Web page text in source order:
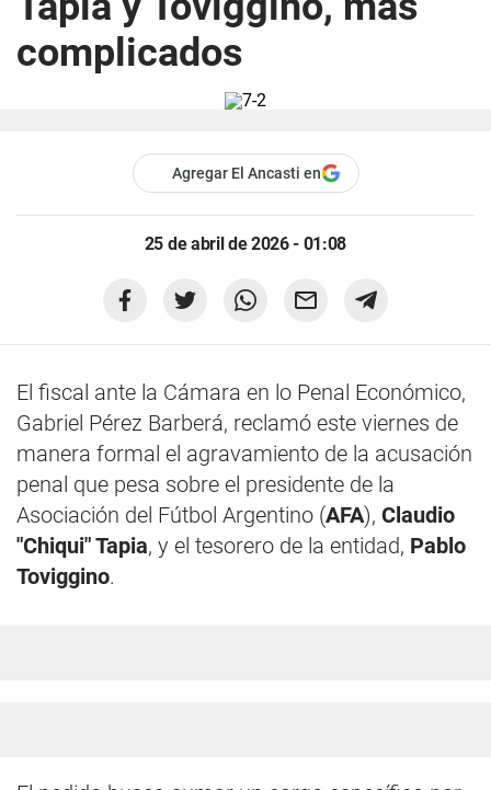
complicados
Agregar El Ancasti en
25 de abril de 2026 - 01:08
El fiscal ante la Cámara en lo Penal Económico,
Gabriel Pérez Barberá, reclamó este viernes de
manera formal el agravamiento de la acusación
penal que pesa sobre el presidente de la
Asociación del Fútbol Argentino (AFA), Claudio
"Chiqui" Tapia, y el tesorero de la entidad, Pablo
Toviggino.